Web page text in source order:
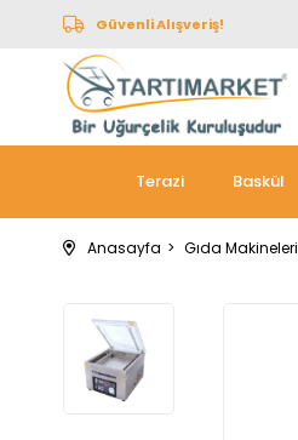
Güvenli Alışveriş!
Terazi Baskül
Anasayfa Gıda Makineleri